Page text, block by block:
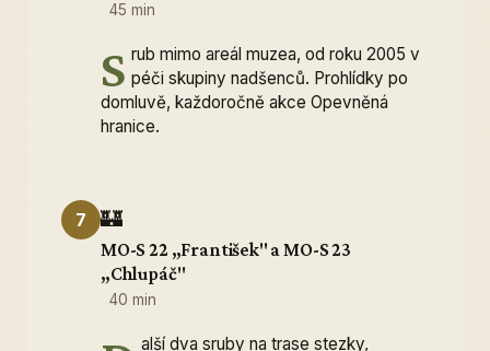
45 min
S rub mimo areál muzea, od roku 2005 v
péči skupiny nadšenců. Prohlídky po
domluvě, každoročně akce Opevněná
hranice.
7 🏰
MO-S 22 „František" a MO-S 23
„Chlupáč"
40 min
alší dva sruby na trase stezky,